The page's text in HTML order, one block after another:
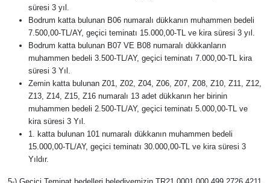
süresi 3 yıl.
Bodrum katta bulunan B06 numaralı dükkanın muhammen bedeli
7.500,00-TL/AY, geçici teminatı 15.000,00-TL ve kira süresi 3 yıl.
Bodrum katta bulunan B07 VE B08 numaralı dükkanların
muhammen bedeli 3.500-TL/AY, geçici teminatı 7.000,00-TL kira
süresi 3 Yıl.
Zemin katta bulunan Z01, Z02, Z04, Z06, Z07, Z08, Z10, Z11, Z12,
Z13, Z14, Z15, Z16 numaralı 13 adet dükkanın her birinin
muhammen bedeli 2.500-TL/AY, geçici teminatı 5.000,00-TL ve
kira süresi 3 Yıl.
1. katta bulunan 101 numaralı dükkanın muhammen bedeli
15.000,00-TL/AY, geçici teminatı 30.000,00-TL ve kira süresi 3
Yıldır.